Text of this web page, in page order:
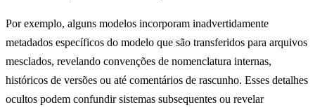
Por exemplo, alguns modelos incorporam inadvertidamente
metadados específicos do modelo que são transferidos para arquivos
mesclados, revelando convenções de nomenclatura internas,
históricos de versões ou até comentários de rascunho. Esses detalhes
ocultos podem confundir sistemas subsequentes ou revelar